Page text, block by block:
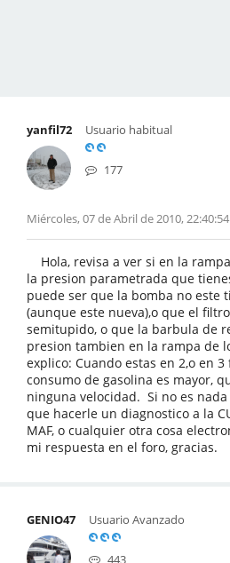
yanfil72 Usuario habitual
177
Miércoles, 07 de Abril de 2010, 22:40:54
Hola, revisa a ver si en la
la presion parametrada que
puede ser que la bomba no este
(aunque este nueva),o que el
semitupido, o que la barbula de
presion tambien en la rampa de
explico: Cuando estas en 2,o en
consumo de gasolina es mayor,
ninguna velocidad. Si no es
que hacerle un diagnostico a la
MAF, o cualquier otra cosa
mi respuesta en el foro, gracias.
GENIO47 Usuario Avanzado
443